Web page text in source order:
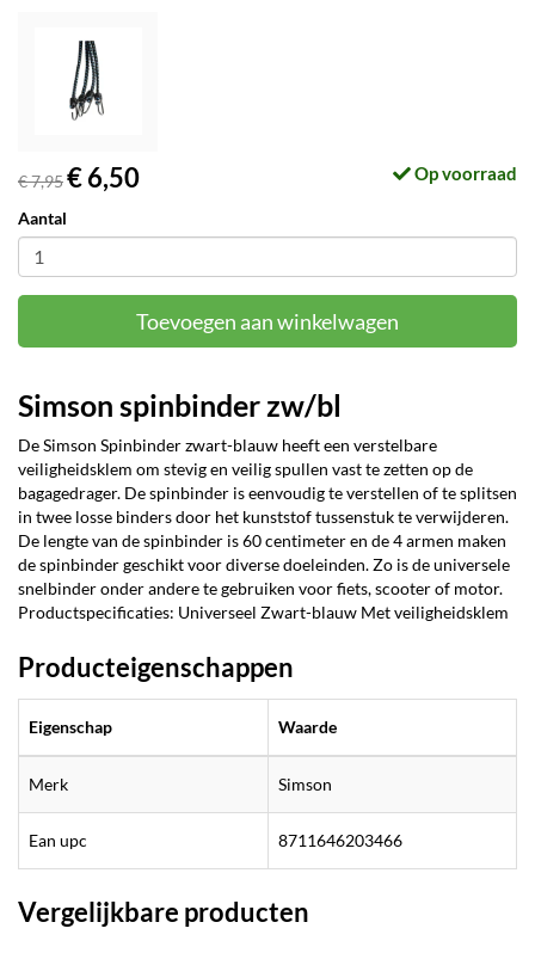
€ 7,95€ 6,50 Op voorraad
Aantal
Toevoegen aan winkelwagen
Simson spinbinder zw/bl
De Simson Spinbinder zwart-blauw heeft een verstelbare
veiligheidsklem om stevig en veilig spullen vast te zetten op de
bagagedrager. De spinbinder is eenvoudig te verstellen of te splitsen
in twee losse binders door het kunststof tussenstuk te verwijderen.
De lengte van de spinbinder is 60 centimeter en de 4 armen maken
de spinbinder geschikt voor diverse doeleinden. Zo is de universele
snelbinder onder andere te gebruiken voor fiets, scooter of motor.
Productspecificaties: Universeel Zwart-blauw Met veiligheidsklem
Producteigenschappen
Eigenschap Waarde
Merk Simson
Ean upc 8711646203466
Vergelijkbare producten